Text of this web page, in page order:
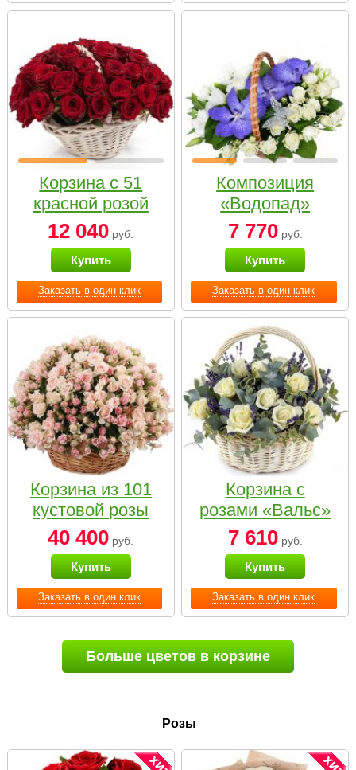
Заказать в один клик
Корзина с 51
красной розой
12 040 руб.
Купить
Заказать в один клик
Композиция
«Водопад»
7 770руб.
Купить
Заказать в один клик
Корзина из 101
кустовой розы
нежных тонов
40 400 руб.
Купить
Заказать в один клик
Корзина с
розами «Вальс»
7 610руб.
Купить
Больше цветов в корзине
Розы